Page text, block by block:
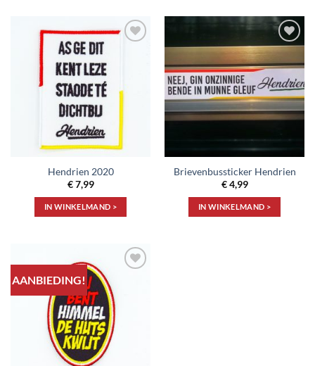
verlanglijst
Hendrien 2020
€7,99
IN WINKELMAND >
Toevoegen
aan
verlanglijst
Brievenbussticker Hendrien
€4,99
IN WINKELMAND >
AANBIEDING!
Toevoegen
verlanglijst